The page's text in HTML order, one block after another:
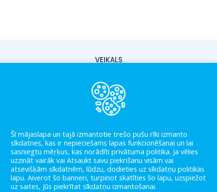
VEIKALS
PAR MUMS
KONTAKTI
LIETOŠANAS NOTEIKUMI
PRIVĀTUMA POLITIKA
BLOGS
Šī mājaslapa un tajā izmantotie trešo pušu rīki izmanto
sīkdatnes, kas ir nepieciešams lapas funkcionēšanai un lai
sasniegtu mēŗķus, kas norādīti privātuma politika. Ja vēlies
uzzināt vairāk vai Atsaukt savu piekrišanu visām vai
atsevišķām sīkdatnēm, lūdzu, dodieties uz sīkdatņu politikas
lapu. Aiverot šo banneri, turpinot skatīties šo lapu, uzspiežot
uz saites, Jūs piekrītat sīkdatņu izmantošanai.